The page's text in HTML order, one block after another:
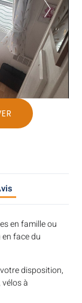
en famille ou
face du
disposition,
à